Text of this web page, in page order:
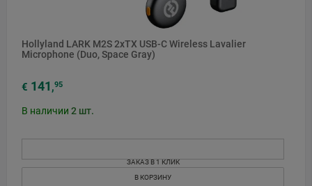
Hollyland LARK M2S 2xTX USB-C Wireless Lavalier
Microphone (Duo, Space Gray)
€ 141 ,95
В наличии 2 шт.
ЗАКАЗ В 1 КЛИК
В КОРЗИНУ